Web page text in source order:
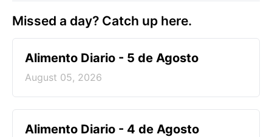
Missed a day? Catch up here.
Alimento Diario - 5 de Agosto
August 05, 2026
Alimento Diario - 4 de Agosto